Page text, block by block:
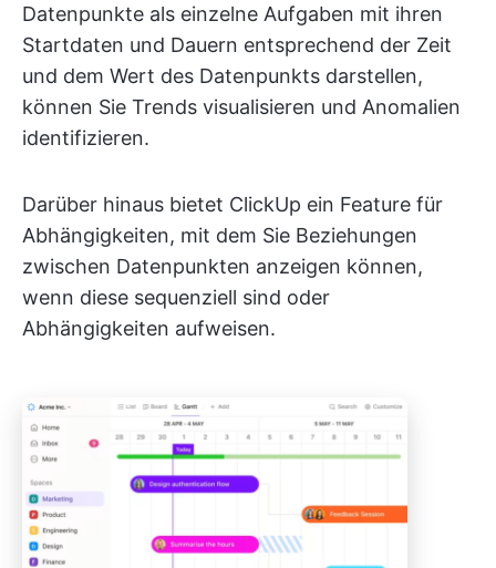
Datenpunkte als einzelne Aufgaben mit ihren
Startdaten und Dauern entsprechend der Zeit
und dem Wert des Datenpunkts darstellen,
können Sie Trends visualisieren und Anomalien
identifizieren.
Darüber hinaus bietet ClickUp ein Feature für
Abhängigkeiten, mit dem Sie Beziehungen
zwischen Datenpunkten anzeigen können,
wenn diese sequenziell sind oder
Abhängigkeiten aufweisen.